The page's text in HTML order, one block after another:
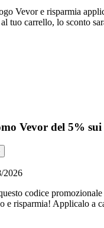
Vevor e risparmia
tuo carrello, lo sconto
Vevor del 5%
2026
codice
e risparmia! Applicalo a